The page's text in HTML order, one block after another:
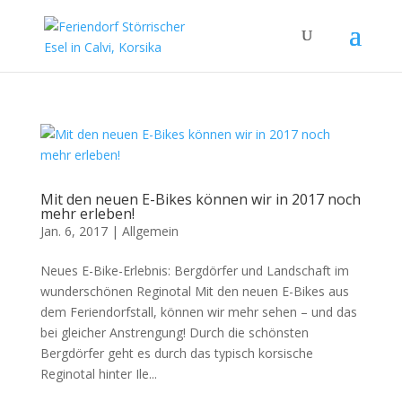
Mit den neuen E-Bikes können wir in 2017 noch
mehr erleben!
Jan. 6, 2017| Allgemein
Neues E-Bike-Erlebnis: Bergdörfer und Landschaft im
wunderschönen Reginotal Mit den neuen E-Bikes aus
dem Feriendorfstall, können wir mehr sehen – und das
bei gleicher Anstrengung! Durch die schönsten
Bergdörfer geht es durch das typisch korsische
Reginotal hinter Ile...